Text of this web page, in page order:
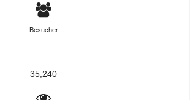
Besucher
35,240